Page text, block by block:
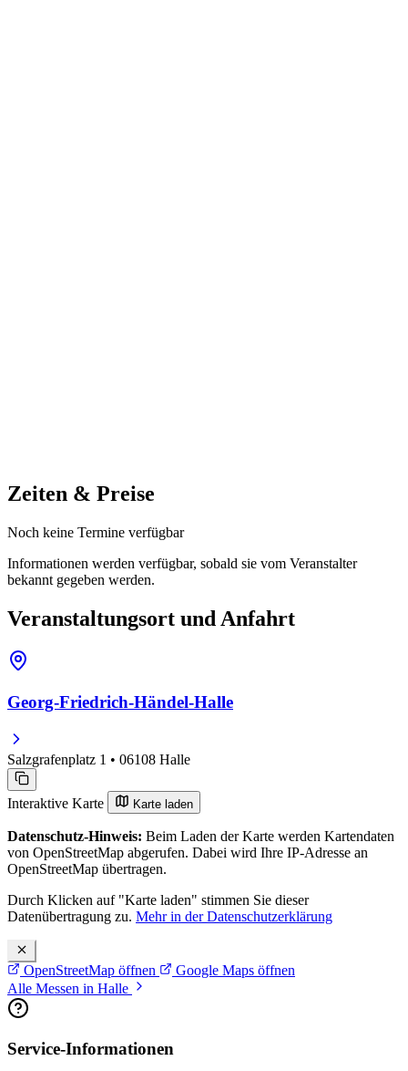
Zeiten & Preise
Noch keine Termine verfügbar
Informationen werden verfügbar, sobald sie vom Veranstalter
bekannt gegeben werden.
Veranstaltungsort und Anfahrt
Georg-Friedrich-Händel-Halle
Salzgrafenplatz 1 • 06108 Halle
Interaktive Karte Karte laden
Datenschutz-Hinweis: Beim Laden der Karte werden Kartendaten
von OpenStreetMap abgerufen. Dabei wird Ihre IP-Adresse an
OpenStreetMap übertragen.
Durch Klicken auf "Karte laden" stimmen Sie dieser
Datenübertragung zu. Mehr in der Datenschutzerklärung
OpenStreetMap öffnen
Google Maps öffnen
Alle Messen in Halle
Service-Informationen